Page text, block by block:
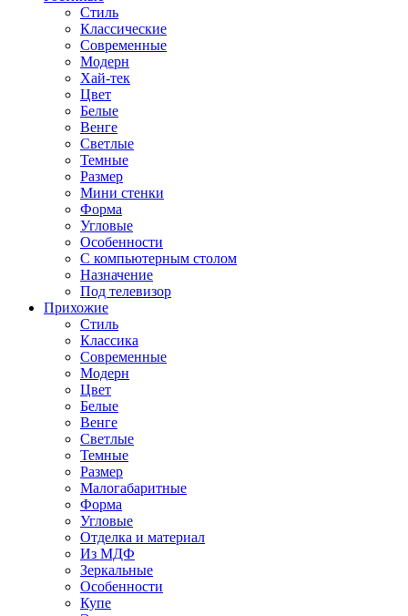
Стиль
Классические
Современные
Модерн
Хай-тек
Цвет
Белые
Венге
Светлые
Темные
Размер
Мини стенки
Форма
Угловые
Особенности
С компьютерным столом
Назначение
Под телевизор
Прихожие
Стиль
Классика
Современные
Модерн
Цвет
Белые
Венге
Светлые
Темные
Размер
Малогабаритные
Форма
Угловые
Отделка и материал
Из МДФ
Зеркальные
Особенности
Купе